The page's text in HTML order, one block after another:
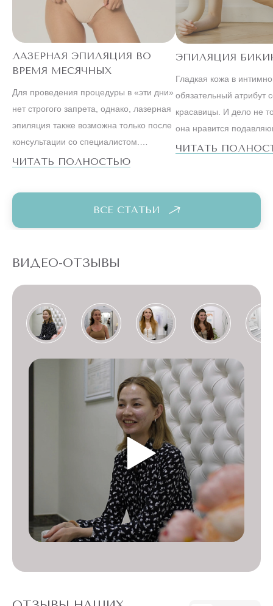
ЛАЗЕРНАЯ ЭПИЛЯЦИЯ ВО
ВРЕМЯ МЕСЯЧНЫХ
Для проведения процедуры в «эти дни»
нет строгого запрета, однако, лазерная
эпиляция также возможна только после
консультации со специалистом.
Ведущие косметологи настаивают на
чувствительных зонах бикини или,
например, подмышек, лучше оставить
на первые дни после менструации.
ЧИТАТЬ ПОЛНОСТЬЮ
ЭПИЛЯЦИЯ
Гладкая кожа в
обязательный атрибут
красавицы. И дело не
она нравится
большинству мужчин.
вели наши мамы и
ЧИТАТЬ
ВСЕ СТАТЬИ
ВИДЕО-ОТЗЫВЫ